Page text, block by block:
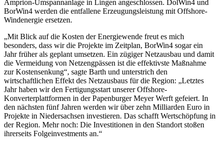
Amprion-Umspannanlage in Lingen angeschlossen. DolWin4 und
BorWin4 werden die entfallene Erzeugungsleistung mit Offshore-
Windenergie ersetzen.
„Mit Blick auf die Kosten der Energiewende freut es mich
besonders, dass wir die Projekte im Zeitplan, BorWin4 sogar ein
Jahr früher als geplant umsetzen. Ein zügiger Netzausbau und damit
die Vermeidung von Netzengpässen ist die effektivste Maßnahme
zur Kostensenkung“, sagte Barth und unterstrich den
wirtschaftlichen Effekt des Netzausbaus für die Region: „Letztes
Jahr haben wir den Fertigungsstart unserer Offshore-
Konverterplattformen in der Papenburger Meyer Werft gefeiert. In
den nächsten fünf Jahren werden wir über zehn Milliarden Euro in
Projekte in Niedersachsen investieren. Das schafft Wertschöpfung in
der Region. Mehr noch: Die Investitionen in den Standort stoßen
ihrerseits Folgeinvestments an.“